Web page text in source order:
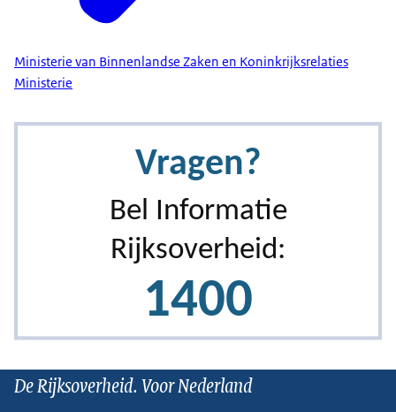
Ministerie van Binnenlandse Zaken en Koninkrijksrelaties
Ministerie
De Rijksoverheid. Voor Nederland